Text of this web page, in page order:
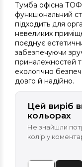
Тумба офісна
функціональний
підходить для
невеликих
поєднує
забезпечуючи
приналежностей
екологічно
довго й надійно.
Цей виріб
кольорах
Не знайшли
колір у